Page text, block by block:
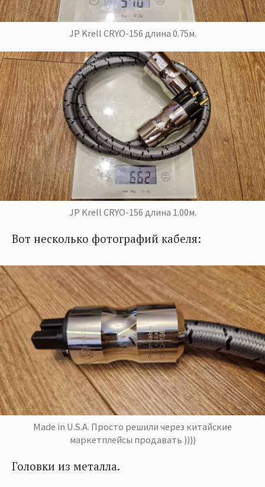
JP Krell CRYO-156 длина 0.75м.
JP Krell CRYO-156 длина 1.00м.
Вот несколько фотографий кабеля:
Made in U.S.A. Просто решили через китайские
маркетплейсы продавать ))))
Головки из металла.